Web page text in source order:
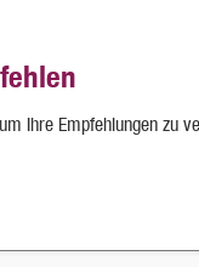
Ihre Empfehlungen zu